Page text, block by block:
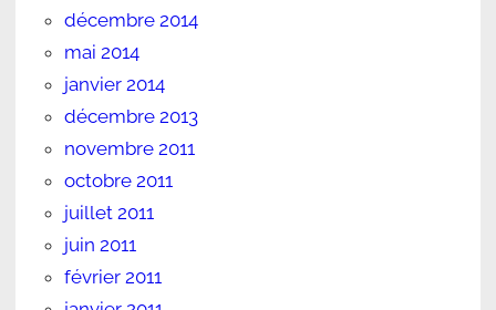
décembre 2014
mai 2014
janvier 2014
décembre 2013
novembre 2011
octobre 2011
juillet 2011
juin 2011
février 2011